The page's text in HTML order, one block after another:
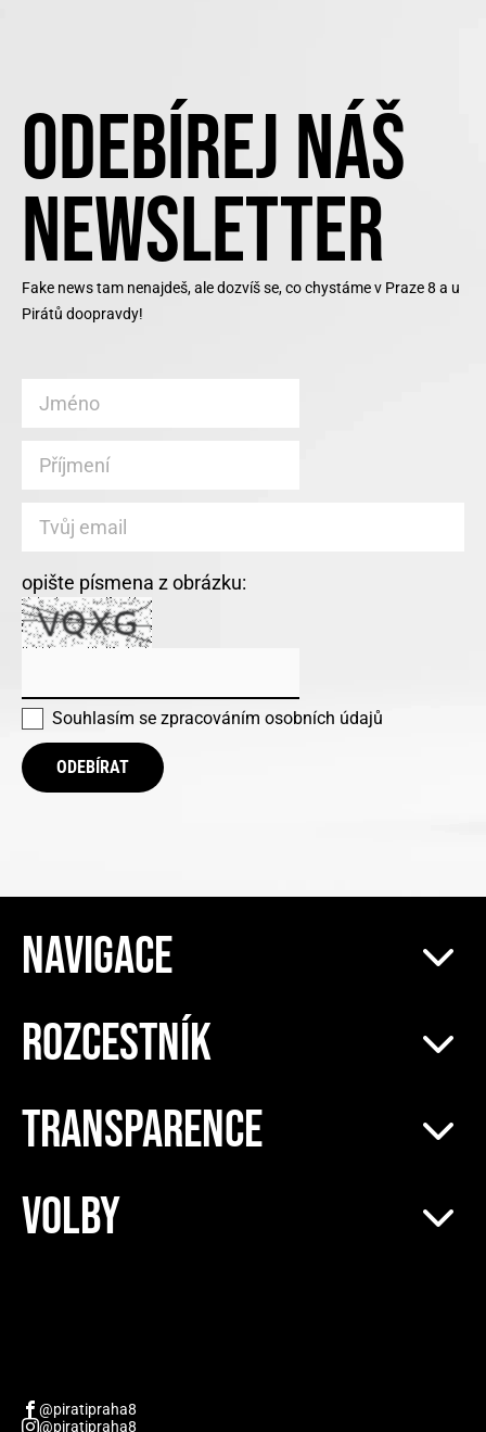
ODEBÍREJ NÁŠ
NEWSLETTER
Fake news tam nenajdeš, ale dozvíš se, co chystáme v Praze 8 a u
Pirátů doopravdy!
opište písmena z obrázku:
Souhlasím se zpracováním osobních údajů
ODEBÍRAT
NAVIGACE
ROZCESTNÍK
TRANSPARENCE
VOLBY
@piratipraha8
@piratipraha8